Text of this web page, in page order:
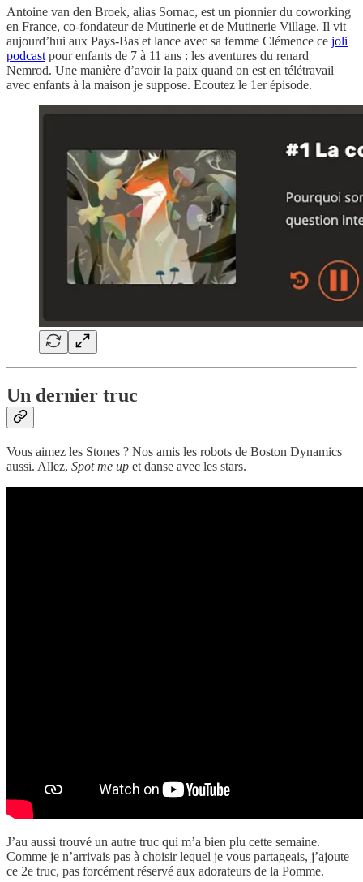
Antoine van den Broek, alias Sornac, est un pionnier du coworking
en France, co-fondateur de Mutinerie et de Mutinerie Village. Il vit
aujourd’hui aux Pays-Bas et lance avec sa femme Clémence ce joli
podcastpour enfants de 7 à 11 ans : les aventures du renard
Nemrod. Une manière d’avoir la paix quand on est en télétravail
avec enfants à la maison je suppose. Ecoutez le 1er épisode.
Un dernier truc
Vous aimez les Stones ? Nos amis les robots de Boston Dynamics
aussi. Allez, Spot me up et danse avec les stars.
J’au aussi trouvé un autre truc qui m’a bien plu cette semaine.
Comme je n’arrivais pas à choisir lequel je vous partageais, j’ajoute
ce 2e truc, pas forcément réservé aux adorateurs de la Pomme.